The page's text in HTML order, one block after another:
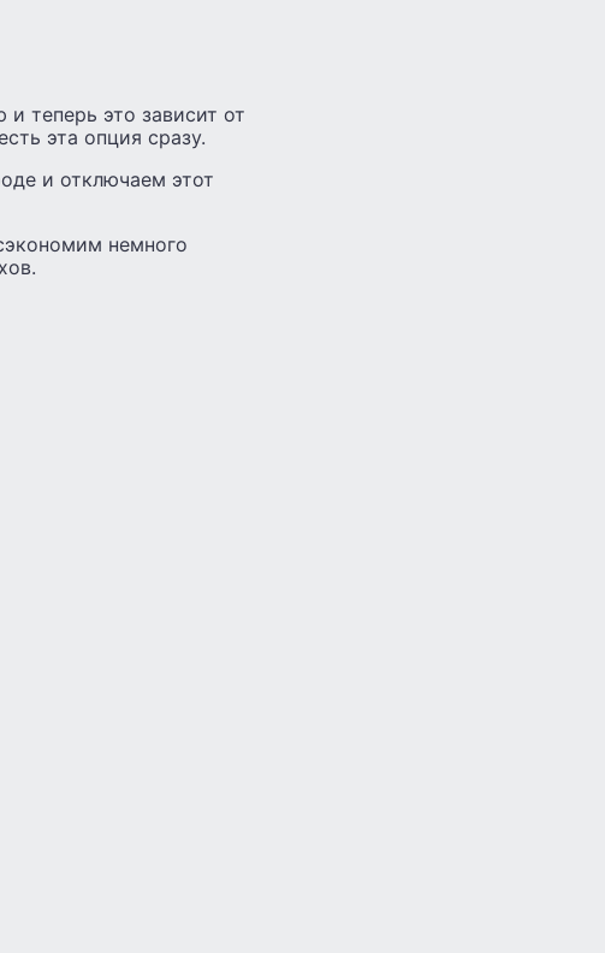
теперь это зависит от
эта опция сразу.
и отключаем этот
немного